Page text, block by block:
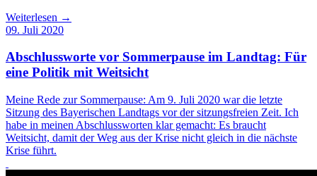
Weiterlesen →
09. Juli 2020
Abschlussworte vor Sommerpause im Landtag: Für
eine Politik mit Weitsicht
Meine Rede zur Sommerpause: Am 9. Juli 2020 war die letzte
Sitzung des Bayerischen Landtags vor der sitzungsfreien Zeit. Ich
habe in meinen Abschlussworten klar gemacht: Es braucht
Weitsicht, damit der Weg aus der Krise nicht gleich in die nächste
Krise führt.